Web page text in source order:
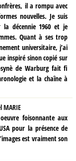
il a rompu avec
nouvelles. Je suis
la décennie 1960 et je
Quant à ses trop
universitaire, j’ai
inspiré sinon copié sur
de Warburg fait fi
et la chaîne à
MARIE
foisonnante aux
pour la présence de
est vraiment son